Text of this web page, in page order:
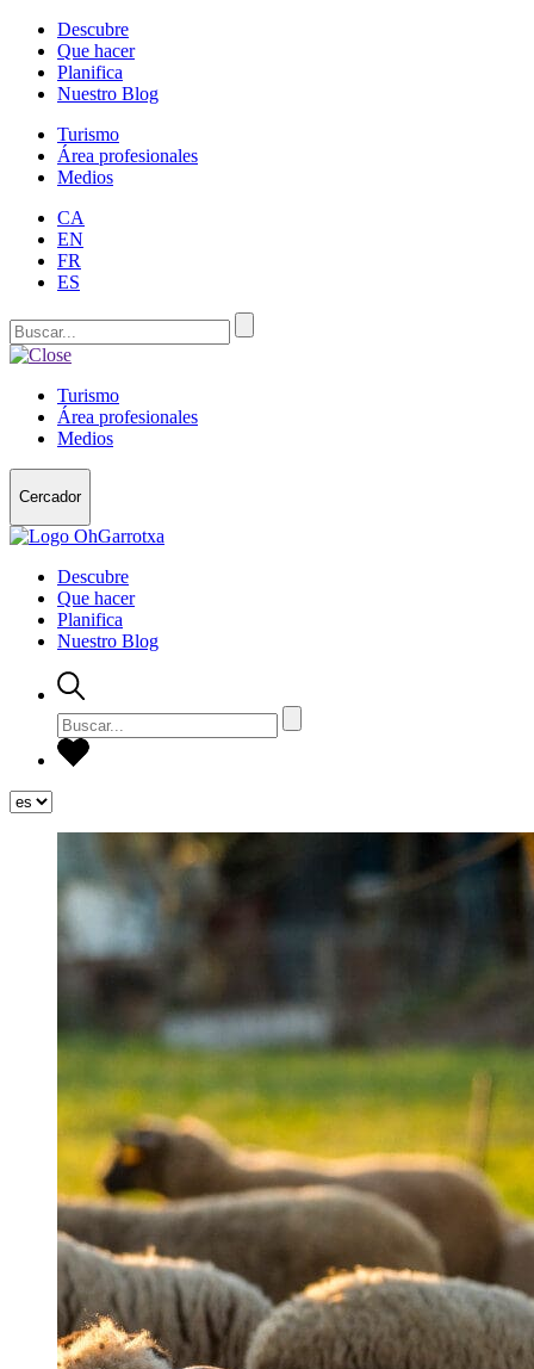
Descubre
Que hacer
Planifica
Nuestro Blog
Turismo
Área profesionales
Medios
CA
EN
FR
ES
Turismo
Área profesionales
Medios
Cercador
Descubre
Que hacer
Planifica
Nuestro Blog